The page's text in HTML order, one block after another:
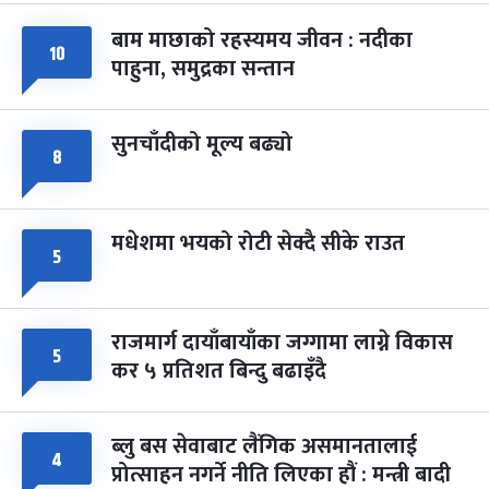
८ फागुपूर्णिमा
चैत्र ८, २०८३-Mar 22, 2027
७ महिना बाँकी
१० बाम माछाको रहस्यमय जीवन : नदीका
पाहुना, समुद्रका सन्तान
८ सुनचाँदीको मूल्य बढ्यो
५ मधेशमा भयको रोटी सेक्दै सीके राउत
५ राजमार्ग दायाँबायाँका जग्गामा लाग्ने विकास
कर ५ प्रतिशत बिन्दु बढाइँदै
४ ब्लु बस सेवाबाट लैंगिक असमानतालाई
प्रोत्साहन नगर्ने नीति लिएका हौं : मन्त्री बादी